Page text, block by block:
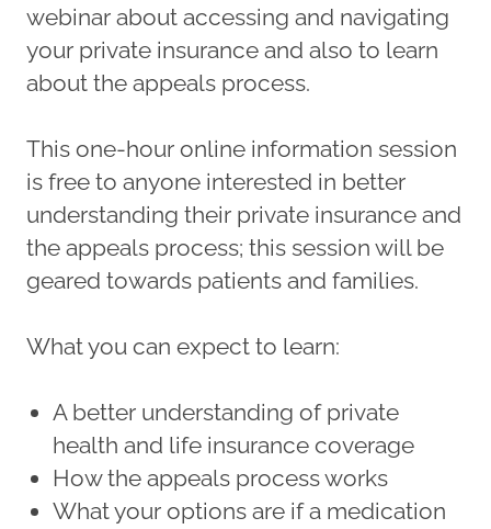
webinar about accessing and navigating
your private insurance and also to learn
about the appeals process.
This one-hour online information session
is free to anyone interested in better
understanding their private insurance and
the appeals process; this session will be
geared towards patients and families.
What you can expect to learn:
A better understanding of private
health and life insurance coverage
How the appeals process works
What your options are if a medication